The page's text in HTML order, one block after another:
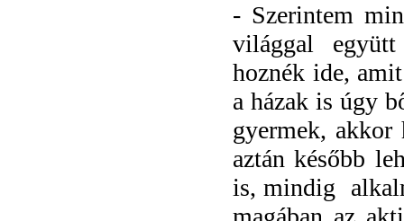
- Szerintem
világgal
hoznék ide,
a házak is úgy
gyermek, akkor
aztán később
is, mindig